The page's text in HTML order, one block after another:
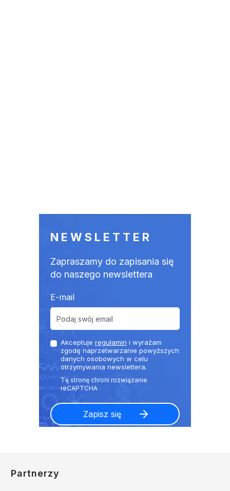
NEWSLETTER
Zapraszamy do zapisania się
do naszego newslettera
E-mail
Akceptuje regulamin i wyrażam
zgodę naprzetwarzanie powyższych
danych osobowych w celu
otrzymywania newslettera.
Partnerzy